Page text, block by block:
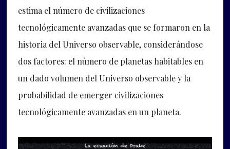
estima el número de civilizaciones
tecnológicamente avanzadas que se formaron en la
historia del Universo observable, considerándose
dos factores: el número de planetas habitables en
un dado volumen del Universo observable y la
probabilidad de emerger civilizaciones
tecnológicamente avanzadas en un planeta.